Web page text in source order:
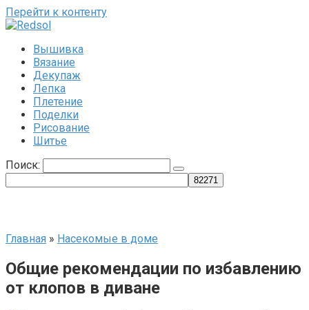
Перейти к контенту
Вышивка
Вязание
Декупаж
Лепка
Плетение
Поделки
Рисование
Шитье
Поиск:
Главная » Насекомые в доме
Общие рекомендации по избавлению
от клопов в диване